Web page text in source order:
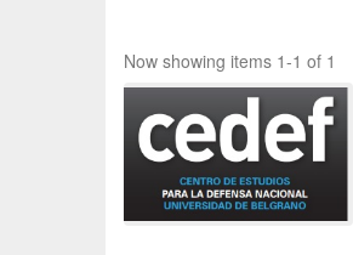
Now showing items 1-1 of 1